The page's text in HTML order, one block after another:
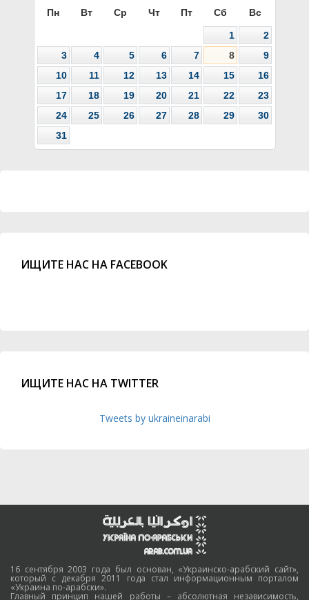
Пн Вт Ср Чт Пт Сб Вс
1
2
3
4 5 6 7 8
9
10
11 12 13 14 15
16
17
18 19 20 21 22
23
24
25 26 27 28 29
30
31
ИЩИТЕ НАС НА FACEBOOK
ИЩИТЕ НАС НА TWITTER
Tweets by ukraineinarabi
16 сентября 2003 года был основан, «Украинско-арабский сайт»,
который с декабря 2011 года стал информационным порталом
«Украина по-арабски».
Главный принцип нашей работы – абсолютная независимость,